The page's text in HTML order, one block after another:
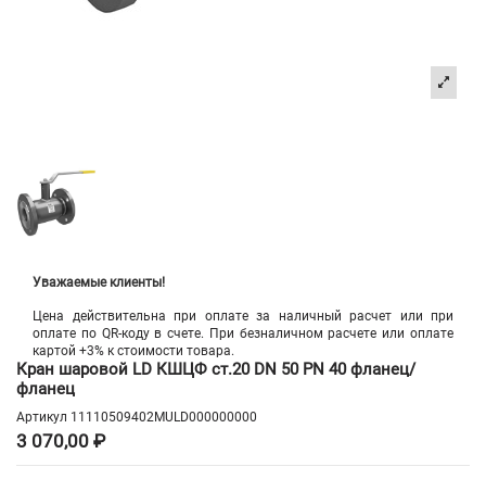
Уважаемые клиенты!
Цена действительна при оплате за наличный расчет или при
оплате по QR-коду в счете. При безналичном расчете или оплате
картой +3% к стоимости товара.
Кран шаровой LD КШЦФ ст.20 DN 50 PN 40 фланец/
фланец
Артикул 11110509402MULD000000000
3 070,00 ₽